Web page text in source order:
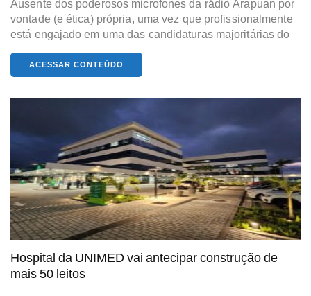
Ausente dos poderosos microfones da rádio Arapuan por
vontade (e ética) própria, uma vez que profissionalmente
está engajado em uma das candidaturas majoritárias do
ACESSAR CONTEÚDO
Hospital da UNIMED vai antecipar construção de
mais 50 leitos